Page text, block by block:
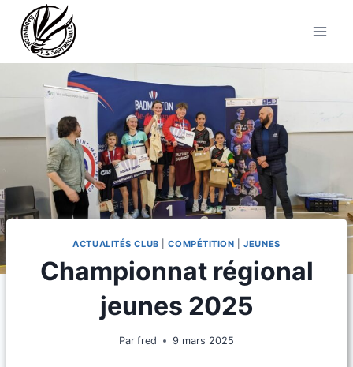
contenu
ACTUALITÉS CLUB |COMPÉTITION |JEUNES
Championnat régional
jeunes 2025
Par fred 9 mars 2025